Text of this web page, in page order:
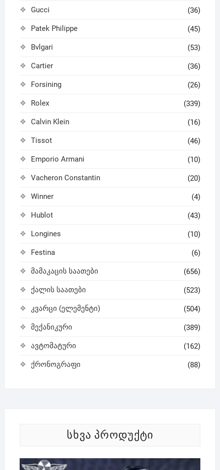
Gucci (36)
Patek Philippe (45)
Bvlgari (53)
Cartier (36)
Forsining (26)
Rolex (339)
Calvin Klein (16)
Tissot (46)
Emporio Armani (10)
Vacheron Constantin (20)
Winner (4)
Hublot (43)
Longines (10)
Festina (6)
მამაკაცის საათები (656)
ქალის საათები (523)
კვარცი (ელემენტი) (504)
მექანიკური (389)
ავტომატური (162)
ქრონოგრაფი (88)
ᲡᲮᲕᲐ ᲞᲠᲝᲓᲣᲥᲢᲘ